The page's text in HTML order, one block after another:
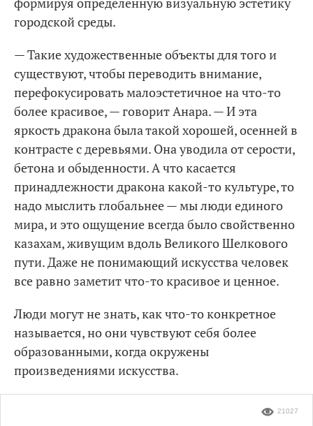
городской среды.
— Такие художественные объекты для того и
существуют, чтобы переводить внимание,
перефокусировать малоэстетичное на что-то
более красивое, — говорит Анара. — И эта
яркость дракона была такой хорошей, осенней в
контрасте с деревьями. Она уводила от серости,
бетона и обыденности. А что касается
принадлежности дракона какой-то культуре, то
надо мыслить глобальнее — мы люди единого
мира, и это ощущение всегда было свойственно
казахам, живущим вдоль Великого Шелкового
пути. Даже не понимающий искусства человек
все равно заметит что-то красивое и ценное.
Люди могут не знать, как что-то конкретное
называется, но они чувствуют себя более
образованными, когда окружены
произведениями искусства.
21027